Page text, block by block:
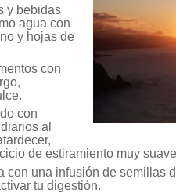
y bebidas
agua con
y hojas de
con
con
al
de estiramiento muy
con una infusión de semillas
tu digestión.